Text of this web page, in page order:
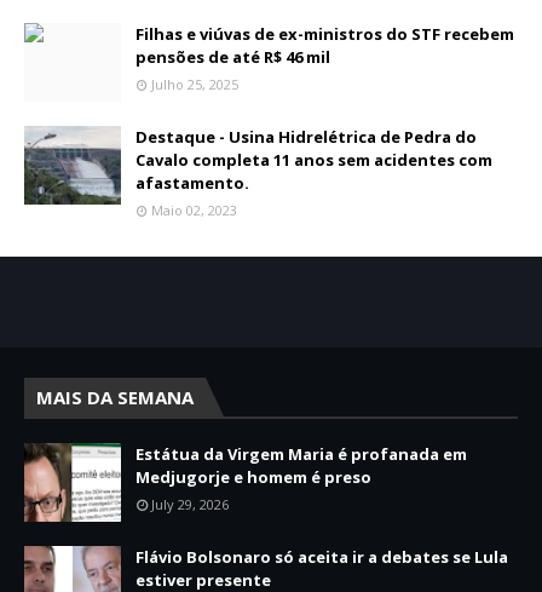
Filhas e viúvas de ex-ministros do STF recebem
pensões de até R$ 46 mil
Julho 25, 2025
Destaque - Usina Hidrelétrica de Pedra do
Cavalo completa 11 anos sem acidentes com
afastamento.
Maio 02, 2023
MAIS DA SEMANA
Estátua da Virgem Maria é profanada em
Medjugorje e homem é preso
July 29, 2026
Flávio Bolsonaro só aceita ir a debates se Lula
estiver presente